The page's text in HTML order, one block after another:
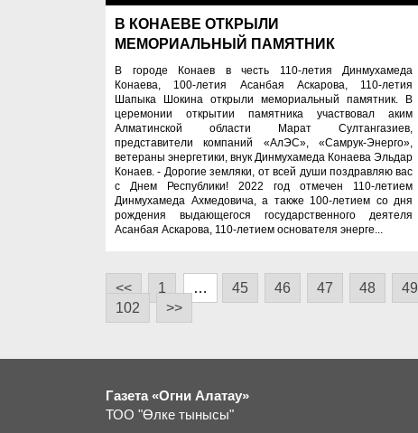
В КОНАЕВЕ ОТКРЫЛИ
МЕМОРИАЛЬНЫЙ ПАМЯТНИК
В городе Конаев в честь 110-летия Динмухамеда
Конаева, 100-летия Асанбая Аскарова, 110-летия
Шапыка Шокина открыли мемориальный памятник. В
церемонии открытии памятника участвовал аким
Алматинской области Марат Султангазиев,
представители компаний «АлЭС», «Самрук-Энерго»,
ветераны энергетики, внук Динмухамеда Конаева Эльдар
Конаев. - Дорогие земляки, от всей души поздравляю вас
с Днем Республики! 2022 год отмечен 110-летием
Динмухамеда Ахмедовича, а также 100-летием со дня
рождения выдающегося государственного деятеля
Асанбая Аскарова, 110-летием основателя энерге...
<< 1 … 45 46 47 48 49
102
>>
Газета «Огни Алатау»
ТОО "Өлке тынысы"